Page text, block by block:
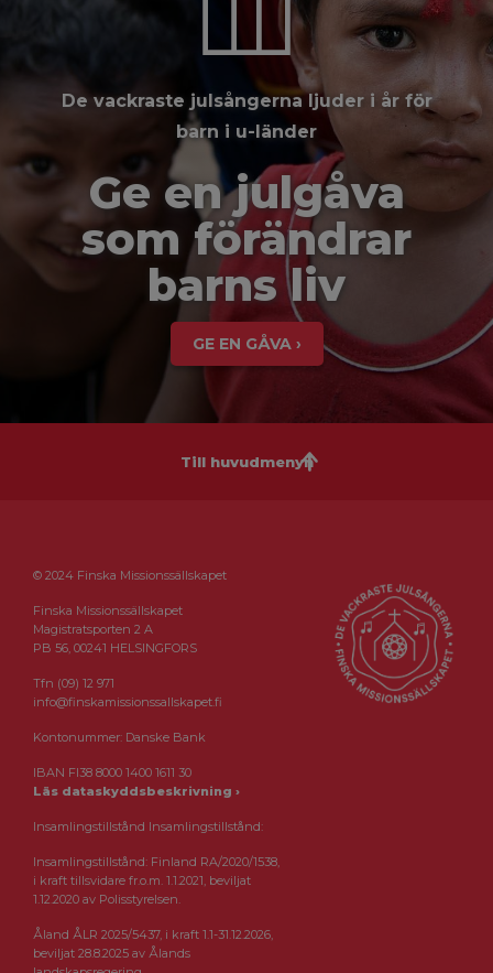
De vackraste julsångerna ljuder i år för
barn i u-länder
Ge en julgåva
som förändrar
barns liv
GE EN GÅVA ›
Till huvudmenyn
© 2024 Finska Missionssällskapet
Finska Missionssällskapet
Magistratsporten 2 A
PB 56, 00241 HELSINGFORS
Tfn (09) 12 971
info@finskamissionssallskapet.fi
Kontonummer: Danske Bank
IBAN FI38 8000 1400 1611 30
Läs dataskyddsbeskrivning ›
Insamlingstillstånd Insamlingstillstånd:
Insamlingstillstånd: Finland RA/2020/1538,
i kraft tillsvidare fr.o.m. 1.1.2021, beviljat
1.12.2020 av Polisstyrelsen.
Åland ÅLR 2025/5437, i kraft 1.1-31.12.2026,
beviljat 28.8.2025 av Ålands